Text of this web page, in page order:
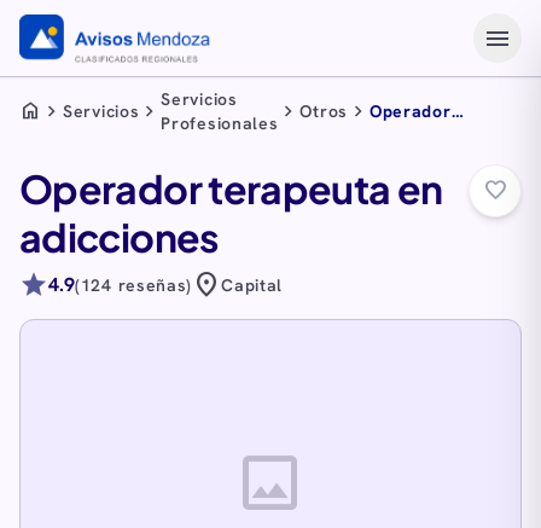
menu
home chevron_right Servicios chevron_rightServicios
Profesionales chevron_rightOtros chevron_right Operador
Operador terapeuta en
adicciones
star4.9(124 reseñas) location_onCapital
favorite_border
image